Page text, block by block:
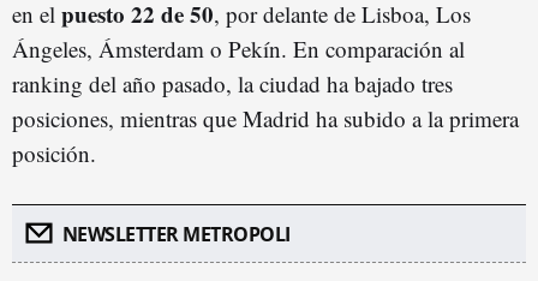
en el puesto 22 de 50, por delante de Lisboa, Los
Ángeles, Ámsterdam o Pekín. En comparación al
ranking del año pasado, la ciudad ha bajado tres
posiciones, mientras que Madrid ha subido a la primera
posición.
NEWSLETTER METROPOLI